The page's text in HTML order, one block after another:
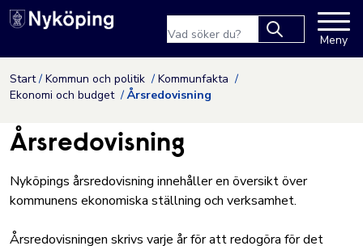
Hoppa till innehåll
Nyköpings kommuns
results.
Meny
Start Kommun och politik
Kommunfakta
Ekonomi och budget
Årsredovisning
Årsredovisning
Nyköpings årsredovisning innehåller en översikt över
kommunens ekonomiska ställning och verksamhet.
Årsredovisningen skrivs varje år för att redogöra för det